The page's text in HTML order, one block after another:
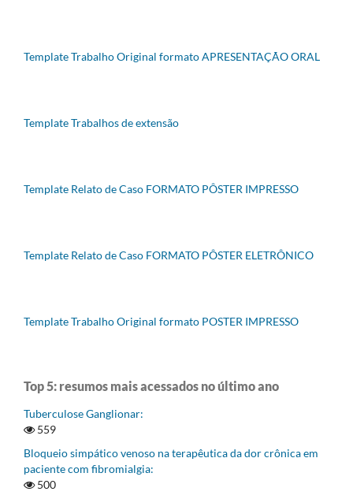
Template Trabalho Original formato APRESENTAÇÃO ORAL
Template Trabalhos de extensão
Template Relato de Caso FORMATO PÔSTER IMPRESSO
Template Relato de Caso FORMATO PÔSTER ELETRÔNICO
Template Trabalho Original formato POSTER IMPRESSO
Top 5: resumos mais acessados no último ano
Tuberculose Ganglionar:
559
Bloqueio simpático venoso na terapêutica da dor crônica em
paciente com fibromialgia:
500